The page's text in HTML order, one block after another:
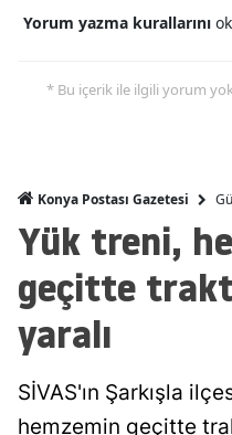
Yorum yazma kurallarını
* Bu içerik ile ilgili yorum
Konya Postası Gazetesi
Yük treni,
geçitte
yaralı
SİVAS'ın Şarkışla
hemzemin geçitte